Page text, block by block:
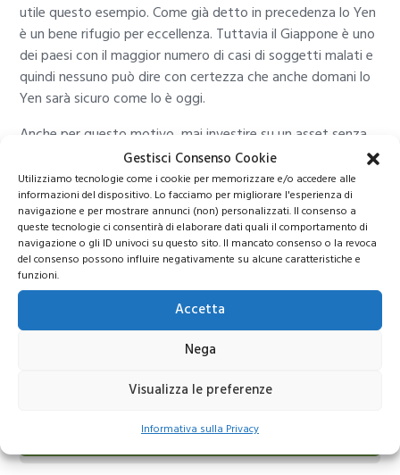
Gestisci Consenso Cookie
Utilizziamo tecnologie come i cookie per memorizzare e/o accedere alle
informazioni del dispositivo. Lo facciamo per migliorare l'esperienza di
navigazione e per mostrare annunci (non) personalizzati. Il consenso a
queste tecnologie ci consentirà di elaborare dati quali il comportamento di
navigazione o gli ID univoci su questo sito. Il mancato consenso o la revoca
del consenso possono influire negativamente su alcune caratteristiche e
funzioni.
Accetta
Nega
Visualizza le preferenze
Informativa sulla Privacy
utile questo esempio. Come già detto in precedenza lo Yen
è un bene rifugio per eccellenza. Tuttavia il Giappone è uno
dei paesi con il maggior numero di casi di soggetti malati e
quindi nessuno può dire con certezza che anche domani lo
Yen sarà sicuro come lo è oggi.
Anche per questo motivo, mai investire su un asset senza
adottare le giuste precauzioni.
Ad esempio se si opera con il CFD Trading, buona regola è
quella di operare sempre tutelandosi congli stop loss e i
take profit.
Puoi imparare ad usare questi strumenti di protezione del
tuo capitale, usando un conto demo eToro. Grazie a
100.000 euro virtuali potrai imparare ad operare senza
correre il rischio di perdere soldi reali.
usare lo stop loss!